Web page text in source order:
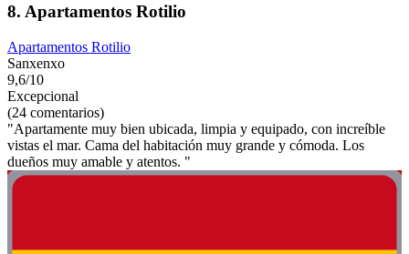
8. Apartamentos Rotilio
Apartamentos Rotilio
Sanxenxo
9,6/10
Excepcional
(24 comentarios)
"Apartamente muy bien ubicada, limpia y equipado, con increíble
vistas el mar. Cama del habitación muy grande y cómoda. Los
dueños muy amable y atentos. "